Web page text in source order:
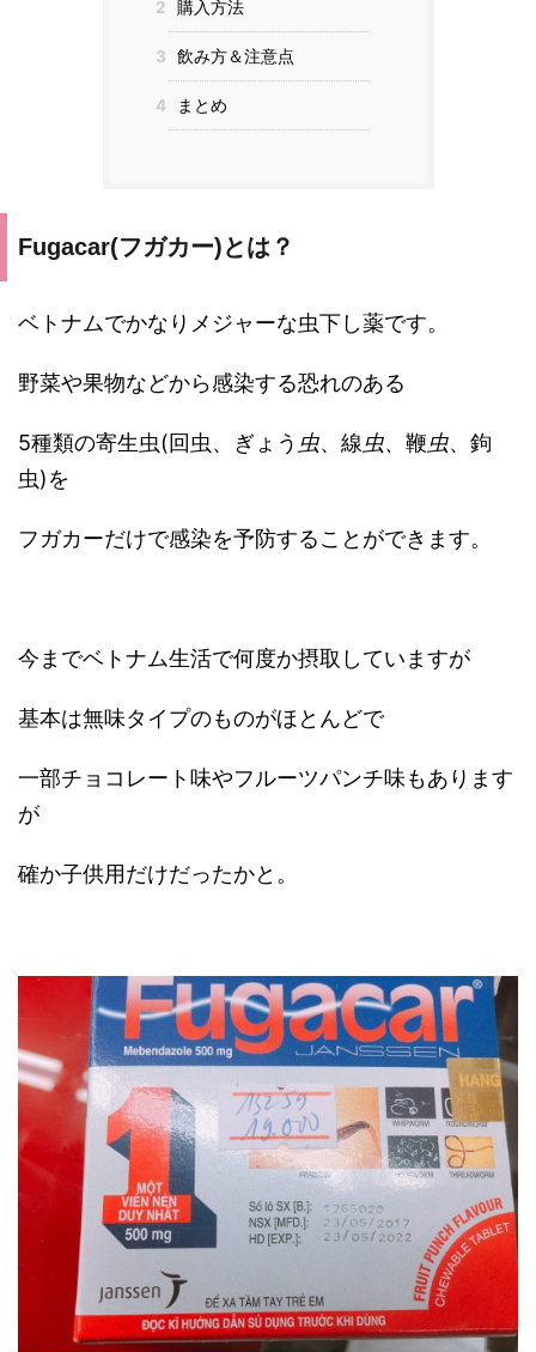
2 購入方法
3 飲み方＆注意点
4 まとめ
Fugacar(フガカー)とは？
ベトナムでかなりメジャーな虫下し薬です。
野菜や果物などから感染する恐れのある
5種類の寄生虫(回虫、ぎょう 虫、線虫、 鞭虫、鉤
虫)を
フガカーだけで感染を予防することができます。
今までベトナム生活で何度か摂取していますが
基本は無味タイプのものがほとんどで
一部チョコレート味やフルーツパンチ味もあります
が
確か子供用だけだったかと。